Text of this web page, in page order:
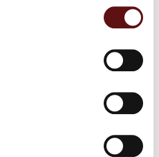
Ett mustigt storbladigt
Lägg till i favoriter